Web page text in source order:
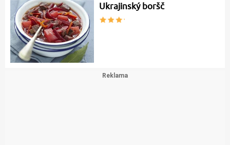
Ukrajinský boršč